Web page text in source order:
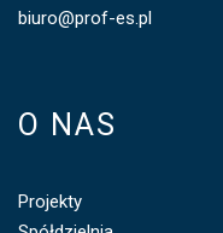
biuro@prof-es.pl
O NAS
Projekty